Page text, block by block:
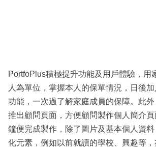
PortfoPlus積極提升功能及用戶體驗，用
人為單位，掌握本人的保單情況，日後
功能，一次過了解家庭成員的保障。此
推出顧問頁面，方便顧問製作個人簡介
鐘便完成製作，除了圖片及基本個人資
化元素，例如以前就讀的學校、興趣等